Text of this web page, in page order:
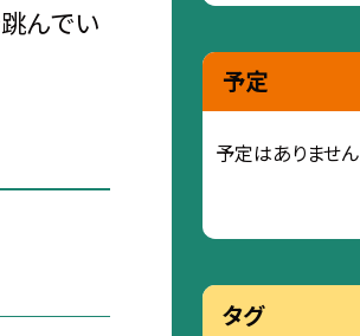
んでい
予定
予定はありません
タグ